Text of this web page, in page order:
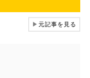
▶元記事を見る